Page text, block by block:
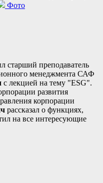
Фото
старший преподаватель
менеджмента САФ
с лекцией на тему "ESG".
развития
корпорации
рассказал о функциях,
на все интересующие